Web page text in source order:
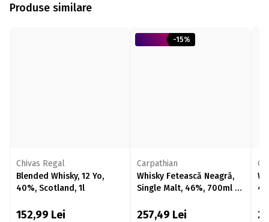
Produse similare
Chivas Regal
Blended Whisky, 12 Yo,
40%, Scotland, 1l
152,99 Lei
-15%
Carpathian
Whisky Fetească Neagră,
Single Malt, 46%, 700ml +
257,49 Lei